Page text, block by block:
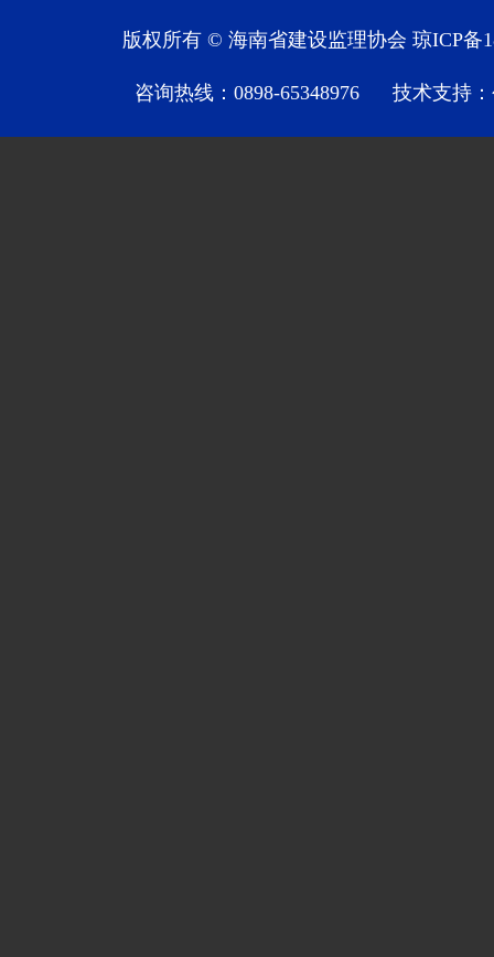
版权所有 © 海南省建设监理协会琼ICP备
咨询热线：0898-65348976 技术支持：